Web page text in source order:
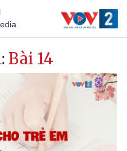
Bài 14